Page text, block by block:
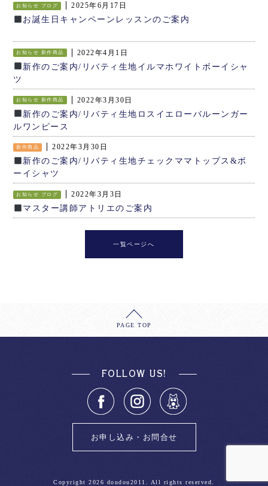
お知らせ ブログ 2025年6月17日
お誕生日キャンペーンレッスンのご案内
お知らせ 新作商品 2022年4月1日
新作のご案内/リバティ生地イルマホワイトボーイシャ
ツ
お知らせ 新作商品 2022年3月30日
新作のご案内/リバティ生地ロスイエローバルーンガー
ルワンピース
新作商品 2022年3月30日
新作のご案内/リバティ生地チェックママトップス&ボ
ーイシャツ
お知らせ ブログ 2022年3月3日
マスター講師アトリエのご案内
一覧ページへ
PAGE TOP
FOLLOW US!
お申し込み・お問合せ
Copyright2026 doudou2011. All rights reserved.